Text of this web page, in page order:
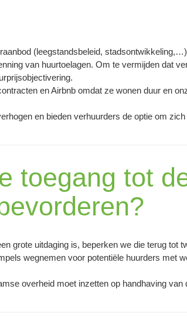
(leegstandsbeleid, stadsontwikkeling,…)
van huurtoelagen. Om te vermijden dat
en Airbnb omdat ze wonen duur en
en bieden verhuurders de optie om
toegang tot
grote uitdaging is, beperken we die terug tot
wegnemen voor potentiële huurders met
overheid moet inzetten op handhaving